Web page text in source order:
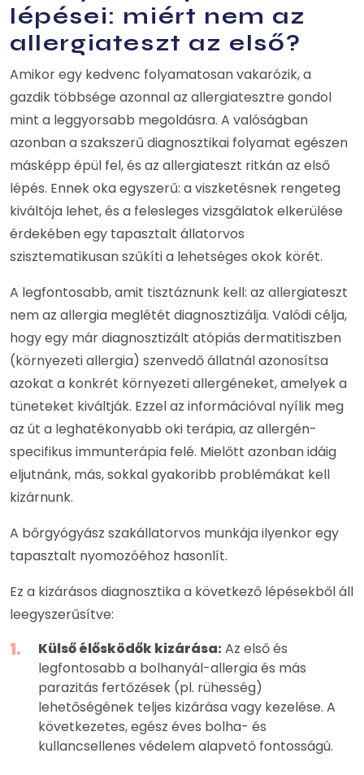
lépései: miért nem az
allergiateszt az első?
Amikor egy kedvenc folyamatosan vakarózik, a
gazdik többsége azonnal az allergiatesztre gondol
mint a leggyorsabb megoldásra. A valóságban
azonban a szakszerű diagnosztikai folyamat egészen
másképp épül fel, és az allergiateszt ritkán az első
lépés. Ennek oka egyszerű: a viszketésnek rengeteg
kiváltója lehet, és a felesleges vizsgálatok elkerülése
érdekében egy tapasztalt állatorvos
szisztematikusan szűkíti a lehetséges okok körét.
A legfontosabb, amit tisztáznunk kell: az allergiateszt
nem az allergia meglétét diagnosztizálja. Valódi célja,
hogy egy már diagnosztizált atópiás dermatitiszben
(környezeti allergia) szenvedő állatnál azonosítsa
azokat a konkrét környezeti allergéneket, amelyek a
tüneteket kiváltják. Ezzel az információval nyílik meg
az út a leghatékonyabb oki terápia, az allergén-
specifikus immunterápia felé. Mielőtt azonban idáig
eljutnánk, más, sokkal gyakoribb problémákat kell
kizárnunk.
A bőrgyógyász szakállatorvos munkája ilyenkor egy
tapasztalt nyomozóéhoz hasonlít.
Ez a kizárásos diagnosztika a következő lépésekből áll
leegyszerűsítve:
Külső élősködők kizárása: Az első és
legfontosabb a bolhanyál-allergia és más
parazitás fertőzések (pl. rühesség)
lehetőségének teljes kizárása vagy kezelése. A
következetes, egész éves bolha- és
kullancsellenes védelem alapvető fontosságú.